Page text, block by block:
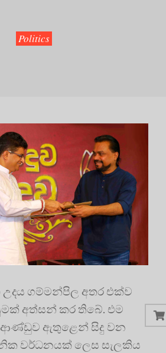
Politics
උදය ගම්මන්පිල අතර එක්ව
අත්සන් කර තිබේ. එම
ආණ්ඩුව ඇතුළෙන් සිදු වන
වර්ධනයක් ලෙස සැලකිය